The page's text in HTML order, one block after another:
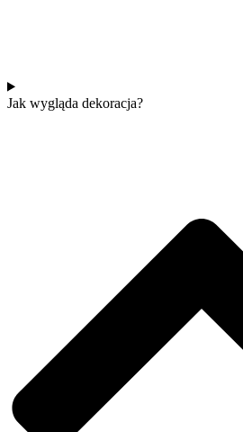
Jak wygląda dekoracja?